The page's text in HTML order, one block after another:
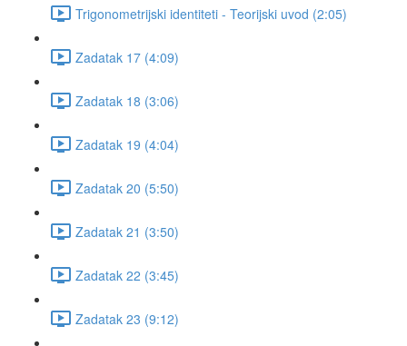
Trigonometrijski identiteti - Teorijski uvod (2:05)
Zadatak 17 (4:09)
Zadatak 18 (3:06)
Zadatak 19 (4:04)
Zadatak 20 (5:50)
Zadatak 21 (3:50)
Zadatak 22 (3:45)
Zadatak 23 (9:12)